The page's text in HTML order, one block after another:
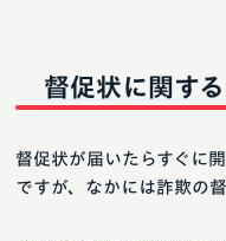
督促状に関す
督促状が届いたらすぐに
ですが、なかには詐欺の